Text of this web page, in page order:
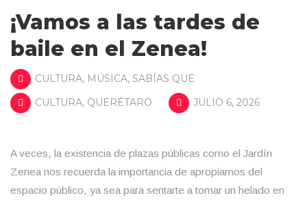
¡Vamos a las tardes de
baile en el Zenea!
CULTURA, MÚSICA, SABÍAS QUE
CULTURA, QUERÉTARO JULIO 6, 2026
A veces, la existencia de plazas públicas como el Jardín
Zenea nos recuerda la importancia de apropiarnos del
espacio público, ya sea para sentarte a tomar un helado en